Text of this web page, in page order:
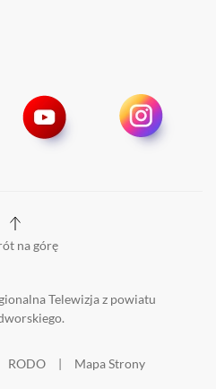
na górę
Telewizja z powiatu
RODO| Mapa Strony